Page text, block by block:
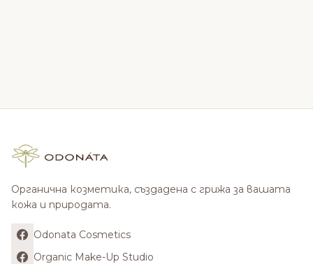
Органична козметика, създадена с грижа за вашата
кожа и природата.
Odonata Cosmetics
Organic Make-Up Studio